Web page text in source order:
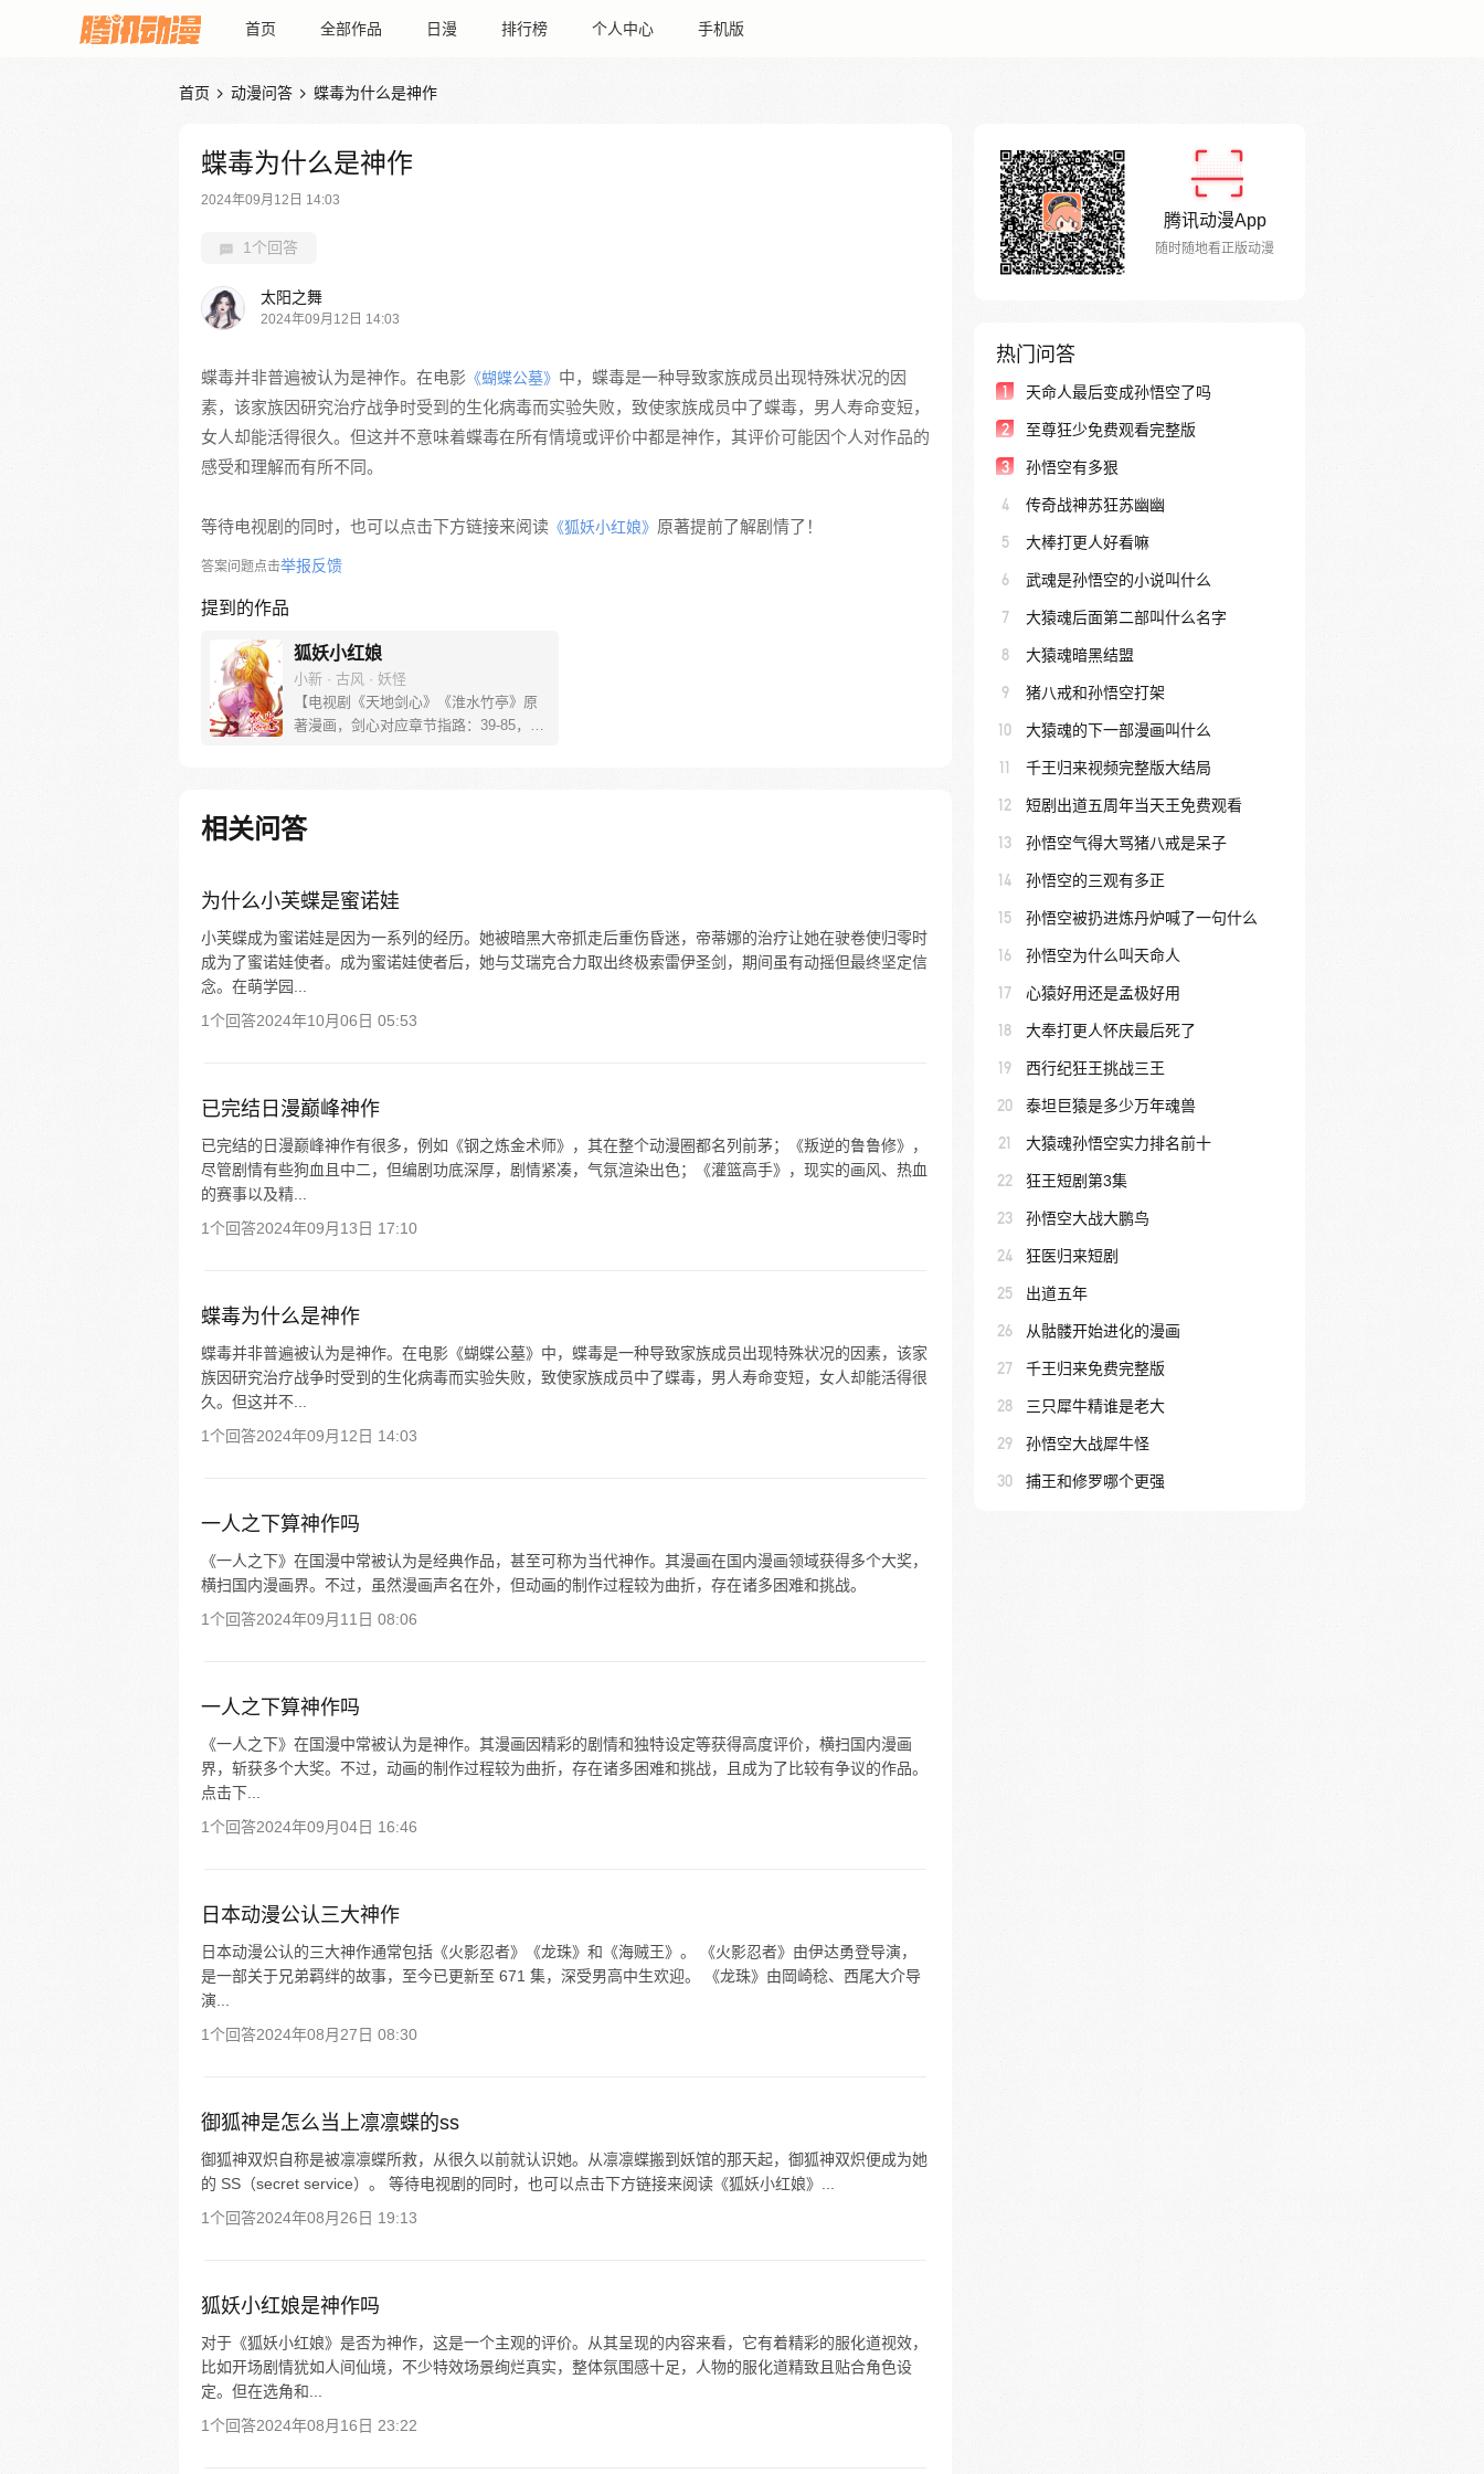
首页 全部作品 日漫 排行榜 个人中心 手机版
首页  动漫问答  蝶毒为什么是神作
蝶毒为什么是神作
2024年09月12日 14:03
1个回答
太阳之舞
2024年09月12日 14:03
蝶毒并非普遍被认为是神作。在电影 《蝴蝶公墓》 中，蝶毒是一种导致家族成员出现特殊状况的因
素，该家族因研究治疗战争时受到的生化病毒而实验失败，致使家族成员中了蝶毒，男人寿命变短，
女人却能活得很久。但这并不意味着蝶毒在所有情境或评价中都是神作，其评价可能因个人对作品的
感受和理解而有所不同。
等待电视剧的同时，也可以点击下方链接来阅读 《狐妖小红娘》 原著提前了解剧情了！
答案问题点击举报反馈
提到的作品
狐妖小红娘
小新 · 古风 · 妖怪
【电视剧《天地剑心》《淮水竹亭》原
著漫画，剑心对应章节指路：39-85，淮
新。）
相关问答
为什么小芙蝶是蜜诺娃
小芙蝶成为蜜诺娃是因为一系列的经历。她被暗黑大帝抓走后重伤昏迷，帝蒂娜的治疗让她在驶卷使归零时
成为了蜜诺娃使者。成为蜜诺娃使者后，她与艾瑞克合力取出终极索雷伊圣剑，期间虽有动摇但最终坚定信
念。在萌学园...
1个回答2024年10月06日 05:53
已完结日漫巅峰神作
已完结的日漫巅峰神作有很多，例如《钢之炼金术师》，其在整个动漫圈都名列前茅；《叛逆的鲁鲁修》，
尽管剧情有些狗血且中二，但编剧功底深厚，剧情紧凑，气氛渲染出色；《灌篮高手》，现实的画风、热血
的赛事以及精...
1个回答2024年09月13日 17:10
蝶毒为什么是神作
蝶毒并非普遍被认为是神作。在电影《蝴蝶公墓》中，蝶毒是一种导致家族成员出现特殊状况的因素，该家
族因研究治疗战争时受到的生化病毒而实验失败，致使家族成员中了蝶毒，男人寿命变短，女人却能活得很
久。但这并不...
1个回答2024年09月12日 14:03
一人之下算神作吗
《一人之下》在国漫中常被认为是经典作品，甚至可称为当代神作。其漫画在国内漫画领域获得多个大奖，
横扫国内漫画界。不过，虽然漫画声名在外，但动画的制作过程较为曲折，存在诸多困难和挑战。
1个回答2024年09月11日 08:06
一人之下算神作吗
《一人之下》在国漫中常被认为是神作。其漫画因精彩的剧情和独特设定等获得高度评价，横扫国内漫画
界，斩获多个大奖。不过，动画的制作过程较为曲折，存在诸多困难和挑战，且成为了比较有争议的作品。
点击下...
1个回答2024年09月04日 16:46
日本动漫公认三大神作
日本动漫公认的三大神作通常包括《火影忍者》《龙珠》和《海贼王》。 《火影忍者》由伊达勇登导演，
是一部关于兄弟羁绊的故事，至今已更新至 671 集，深受男高中生欢迎。 《龙珠》由岡崎稔、西尾大介导
演...
1个回答2024年08月27日 08:30
御狐神是怎么当上凛凛蝶的ss
御狐神双炽自称是被凛凛蝶所救，从很久以前就认识她。从凛凛蝶搬到妖馆的那天起，御狐神双炽便成为她
的 SS（secret service）。 等待电视剧的同时，也可以点击下方链接来阅读《狐妖小红娘》...
1个回答2024年08月26日 19:13
狐妖小红娘是神作吗
对于《狐妖小红娘》是否为神作，这是一个主观的评价。从其呈现的内容来看，它有着精彩的服化道视效，
比如开场剧情犹如人间仙境，不少特效场景绚烂真实，整体氛围感十足，人物的服化道精致且贴合角色设
定。但在选角和...
1个回答2024年08月16日 23:22
腾讯动漫App
随时随地看正版动漫
热门问答
1 天命人最后变成孙悟空了吗
2 至尊狂少免费观看完整版
3 孙悟空有多狠
4 传奇战神苏狂苏幽幽
5 大棒打更人好看嘛
6 武魂是孙悟空的小说叫什么
7 大猿魂后面第二部叫什么名字
8 大猿魂暗黑结盟
9 猪八戒和孙悟空打架
10 大猿魂的下一部漫画叫什么
11 千王归来视频完整版大结局
12 短剧出道五周年当天王免费观看
13 孙悟空气得大骂猪八戒是呆子
14 孙悟空的三观有多正
15 孙悟空被扔进炼丹炉喊了一句什么
16 孙悟空为什么叫天命人
17 心猿好用还是孟极好用
18 大奉打更人怀庆最后死了
19 西行纪狂王挑战三王
20 泰坦巨猿是多少万年魂兽
21 大猿魂孙悟空实力排名前十
22 狂王短剧第3集
23 孙悟空大战大鹏鸟
24 狂医归来短剧
25 出道五年
26 从骷髅开始进化的漫画
27 千王归来免费完整版
28 三只犀牛精谁是老大
29 孙悟空大战犀牛怪
30 捕王和修罗哪个更强